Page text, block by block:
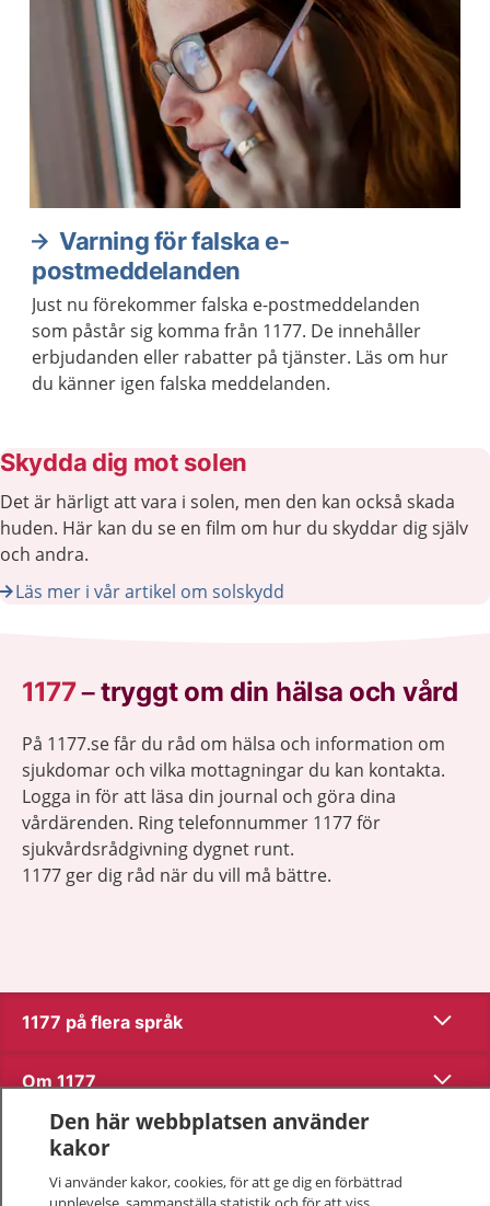
Varning för falska e-
postmeddelanden
Just nu förekommer falska e-postmeddelanden
som påstår sig komma från 1177. De innehåller
erbjudanden eller rabatter på tjänster. Läs om hur
du känner igen falska meddelanden.
Skydda dig mot solen
Det är härligt att vara i solen, men den kan också skada
huden. Här kan du se en film om hur du skyddar dig själv
och andra.
Läs mer i vår artikel om solskydd
1177–tryggt om din hälsa och vård
På 1177.se får du råd om hälsa och information om
sjukdomar och vilka mottagningar du kan kontakta.
Logga in för att läsa din journal och göra dina
vårdärenden. Ring telefonnummer 1177 för
sjukvårdsrådgivning dygnet runt.
1177 ger dig råd när du vill må bättre.
1177 på flera språk Visa
Om 1177 Visa
Kontakt
Den här webbplatsen använder
kakor
Vi använder kakor, cookies, för att ge dig en förbättrad